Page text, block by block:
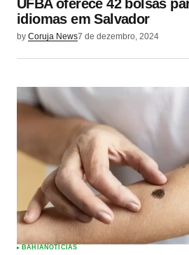
UFBA oferece 42 bolsas
idiomas em Salvador
by Coruja News7 de dezembro, 2024
BAHIA NOTÍCIAS